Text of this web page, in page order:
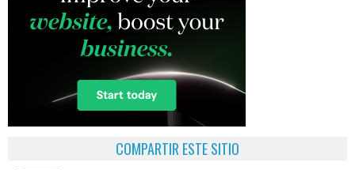
COMPARTIR ESTE SITIO